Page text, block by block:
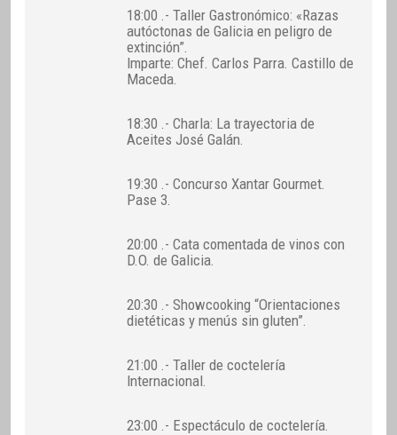
18:00 .- Taller Gastronómico: «Razas
autóctonas de Galicia en peligro de
extinción”.
Imparte: Chef. Carlos Parra. Castillo de
Maceda.
18:30 .- Charla: La trayectoria de
Aceites José Galán.
19:30 .- Concurso Xantar Gourmet.
Pase 3.
20:00 .- Cata comentada de vinos con
D.O. de Galicia.
20:30 .- Showcooking “Orientaciones
dietéticas y menús sin gluten”.
21:00 .- Taller de coctelería
Internacional.
23:00 .- Espectáculo de coctelería.